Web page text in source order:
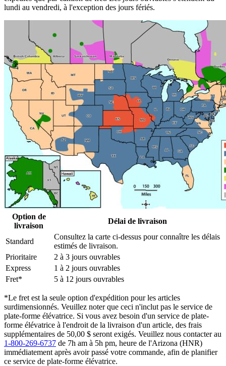
lundi au vendredi, à l'exception des jours fériés.
Option de
livraison
Délai de livraison
Standard
Consultez la carte ci-dessus pour connaître les délais
estimés de livraison.
Prioritaire
2 à 3 jours ouvrables
Express
1 à 2 jours ouvrables
Fret*
5 à 12 jours ouvrables
*Le fret est la seule option d'expédition pour les articles
surdimensionnés. Veuillez noter que ceci n'inclut pas le service de
plate-forme élévatrice. Si vous avez besoin d'un service de plate-
forme élévatrice à l'endroit de la livraison d'un article, des frais
supplémentaires de 50,00 $ seront exigés. Veuillez nous contacter au
1-800-269-6737 de 7h am à 5h pm, heure de l'Arizona (HNR)
immédiatement après avoir passé votre commande, afin de planifier
ce service de plate-forme élévatrice.